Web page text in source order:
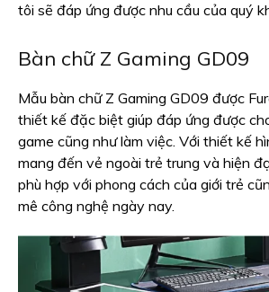
tôi sẽ đáp ứng được nhu cầu của quý
Bàn chữ Z Gaming GD09
Mẫu bàn chữ Z Gaming GD09 được
thiết kế đặc biệt giúp đáp ứng được
game cũng như làm việc. Với thiết kế
mang đến vẻ ngoài trẻ trung và hiện
phù hợp với phong cách của giới trẻ
mê công nghệ ngày nay.